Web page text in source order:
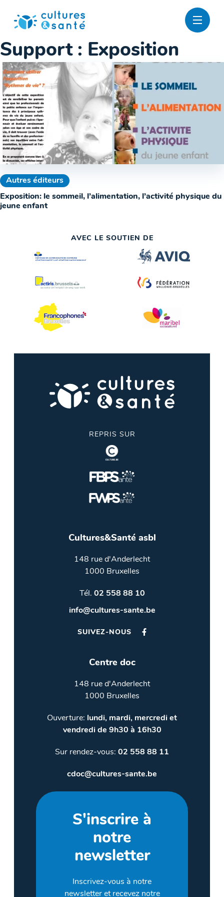
contenu
Support : Exposition
Autres éditeurs
Exposition: le sommeil, l’alimentation, l’activité physique du
jeune enfant
AVEC LE SOUTIEN DE
REPRIS SUR
Cultures&Santé asbl
148 rue d'Anderlecht
1000 Bruxelles
Tél. 02 558 88 10
info@cultures-sante.be
SUIVEZ-NOUS
Centre doc
148 rue d'Anderlecht
1000 Bruxelles
Ouverture: lundi, mardi, mercredi et
vendredi de 9h30 à 16h30
Sur rendez-vous: 02 558 88 11
cdoc@cultures-sante.be
S'inscrire à
notre
newsletter
Inscrivez-vous à notre
newsletter et recevez notre